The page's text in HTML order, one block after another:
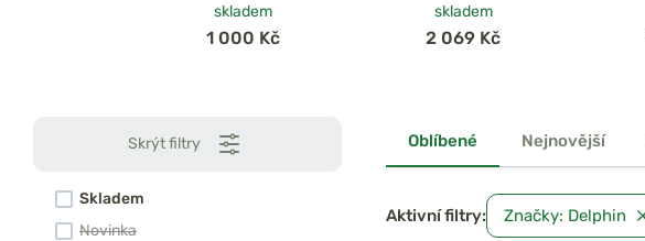
skladem
1 000 Kč
skladem
2 069 Kč
Skrýt filtry
Skladem
Novinka
Oblíbené Nejnovější
Aktivní filtry: Značky: Delphin